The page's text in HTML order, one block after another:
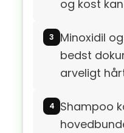
og kost
Minoxidil
bedst
arveligt
Shampoo